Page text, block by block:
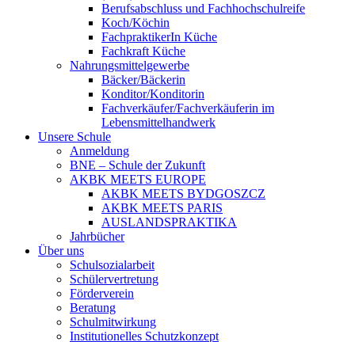
Berufsabschluss und Fachhochschulreife
Koch/Köchin
FachpraktikerIn Küche
Fachkraft Küche
Nahrungsmittelgewerbe
Bäcker/Bäckerin
Konditor/Konditorin
Fachverkäufer/Fachverkäuferin im
Lebensmittelhandwerk
Unsere Schule
Anmeldung
BNE – Schule der Zukunft
AKBK MEETS EUROPE
AKBK MEETS BYDGOSZCZ
AKBK MEETS PARIS
AUSLANDSPRAKTIKA
Jahrbücher
Über uns
Schulsozialarbeit
Schülervertretung
Förderverein
Beratung
Schulmitwirkung
Institutionelles Schutzkonzept